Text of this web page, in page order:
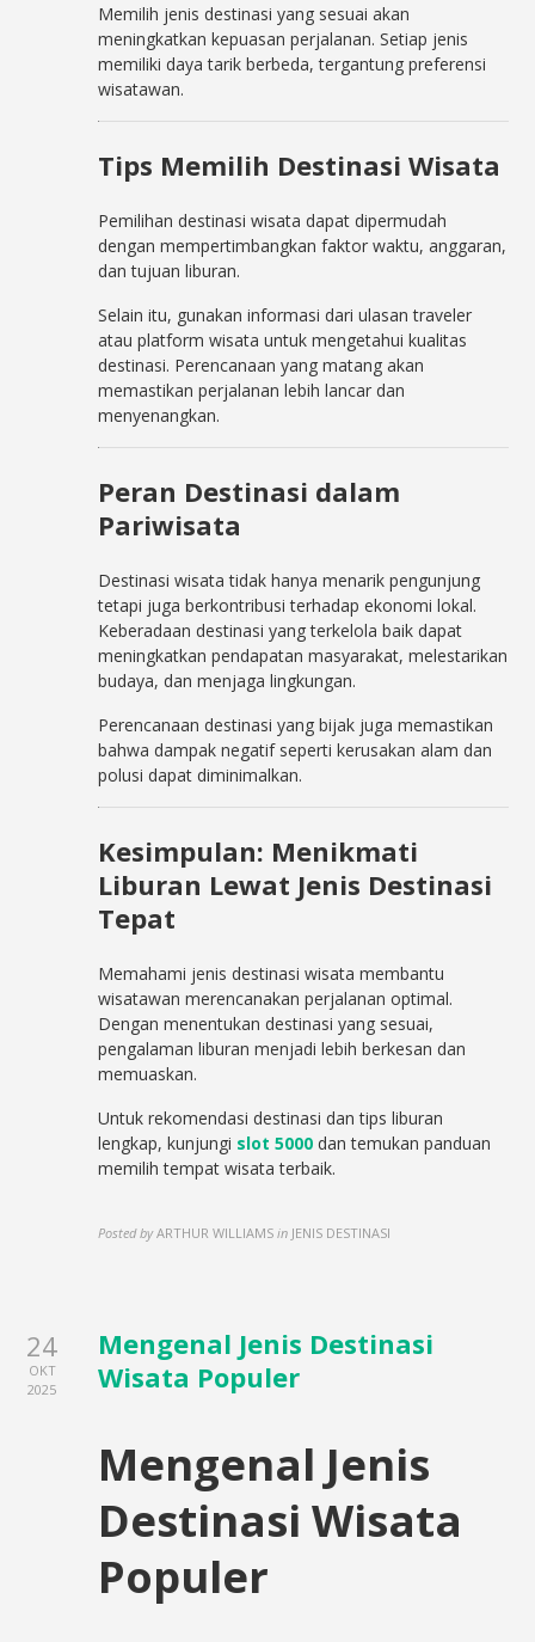
Memilih jenis destinasi yang sesuai akan
meningkatkan kepuasan perjalanan. Setiap jenis
memiliki daya tarik berbeda, tergantung preferensi
wisatawan.
Tips Memilih Destinasi Wisata
Pemilihan destinasi wisata dapat dipermudah
dengan mempertimbangkan faktor waktu, anggaran,
dan tujuan liburan.
Selain itu, gunakan informasi dari ulasan traveler
atau platform wisata untuk mengetahui kualitas
destinasi. Perencanaan yang matang akan
memastikan perjalanan lebih lancar dan
menyenangkan.
Peran Destinasi dalam
Pariwisata
Destinasi wisata tidak hanya menarik pengunjung
tetapi juga berkontribusi terhadap ekonomi lokal.
Keberadaan destinasi yang terkelola baik dapat
meningkatkan pendapatan masyarakat, melestarikan
budaya, dan menjaga lingkungan.
Perencanaan destinasi yang bijak juga memastikan
bahwa dampak negatif seperti kerusakan alam dan
polusi dapat diminimalkan.
Kesimpulan: Menikmati
Liburan Lewat Jenis Destinasi
Tepat
Memahami jenis destinasi wisata membantu
wisatawan merencanakan perjalanan optimal.
Dengan menentukan destinasi yang sesuai,
pengalaman liburan menjadi lebih berkesan dan
memuaskan.
Untuk rekomendasi destinasi dan tips liburan
lengkap, kunjungi slot 5000 dan temukan panduan
memilih tempat wisata terbaik.
Posted by ARTHUR WILLIAMS in JENIS DESTINASI
24
OKT
2025
Mengenal Jenis Destinasi
Wisata Populer
Mengenal Jenis
Destinasi Wisata
Populer